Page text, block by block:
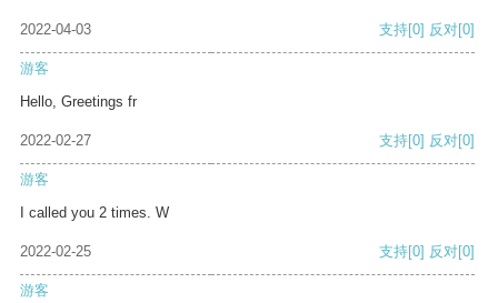
2022-04-03 支持[0] 反对[0]
游客
Hello, Greetings fr
2022-02-27 支持[0] 反对[0]
游客
I called you 2 times. W
2022-02-25 支持[0] 反对[0]
游客